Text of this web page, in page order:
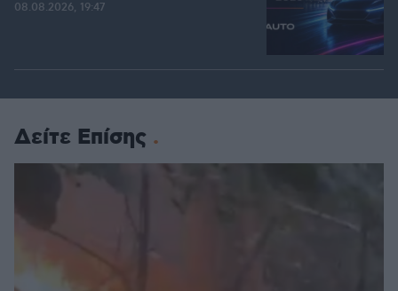
08.08.2026, 19:47
Δείτε Επίσης